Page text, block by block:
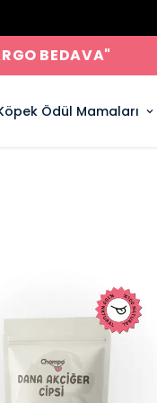
BEDAVA"
Ödül Mamaları